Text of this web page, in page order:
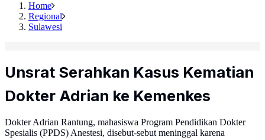
Home
Regional
Sulawesi
Unsrat Serahkan Kasus Kematian
Dokter Adrian ke Kemenkes
Dokter Adrian Rantung, mahasiswa Program Pendidikan Dokter
Spesialis (PPDS) Anestesi, disebut-sebut meninggal karena